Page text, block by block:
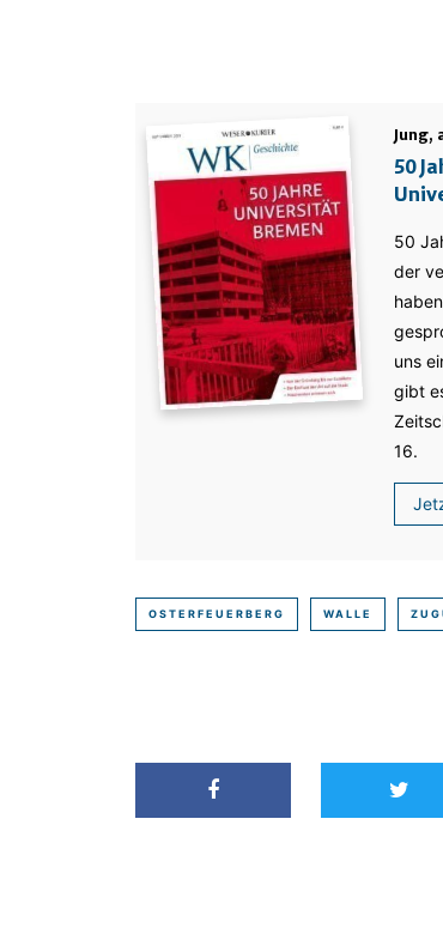
Jung,
50
50
der
uns
gibt
16.
OSTERFEUERBERG WALLE